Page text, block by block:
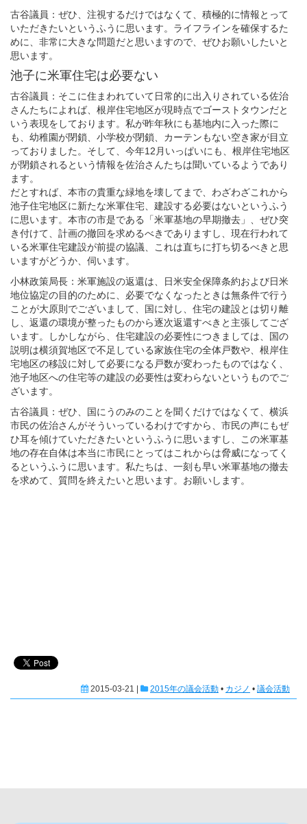
古谷議員：ぜひ、注視するだけではなくて、積極的に情報とって
いただきたいというふうに思います。ライフラインを確保するた
めに、非常に大きな問題だと思いますので、ぜひお願いしたいと
思います。
池子に米軍住宅は必要ない
古谷議員：そこに住まわれていて日常的に出入りされている佐治
さんたちによれば、根岸住宅地区が現時点でゴーストタウンだと
いう表現をしております。私が昨年秋にも基地内に入った際に
も、幼稚園が閉鎖、小学校が閉鎖、カーテンもない空き家が目立
っておりました。そして、今年12月いっぱいにも、根岸住宅地区
が閉鎖されるという情報を佐治さんたちは聞いているようであり
ます。
だとすれば、本市の貴重な緑地を壊してまで、わざわざこれから
池子住宅地区に新たな米軍住宅、建設する必要はないというふう
に思います。本市の市是である「米軍基地の早期撤去」、ぜひ突
き付けて、計画の撤回を求めるべきでありますし、現在行われて
いる米軍住宅建設が前提の協議、これは直ちに打ち切るべきと思
いますがどうか、伺います。
小林政策局長：米軍施設の返還は、日米安全保障条約および日米
地位協定の目的のために、必要でなくなったときは無条件で行う
ことが大原則でございまして、国に対し、住宅の建設とは切り離
し、返還の環境が整ったものから逐次返還すべきと主張してござ
います。しかしながら、住宅建設の必要性につきましては、国の
説明は横須賀地区で不足している家族住宅の全体戸数や、根岸住
宅地区の移設に対して必要になる戸数が変わったものではなく、
池子地区への住宅等の建設の必要性は変わらないというものでご
ざいます。
古谷議員：ぜひ、国にうのみのことを聞くだけではなくて、横浜
市民の佐治さんがそういっているわけですから、市民の声にもぜ
ひ耳を傾けていただきたいというふうに思いますし、この米軍基
地の存在自体は本当に市民にとってはこれからは脅威になってく
るというふうに思います。私たちは、一刻も早い米軍基地の撤去
を求めて、質問を終えたいと思います。お願いします。
2015-03-21 | 2015年の議会活動 • カジノ • 議会活動